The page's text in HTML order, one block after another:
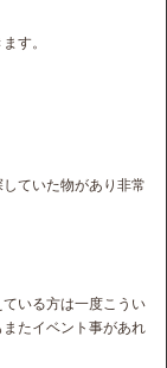
す。
ていた物があり非常
いる方は一度こうい
たイベント事があれ